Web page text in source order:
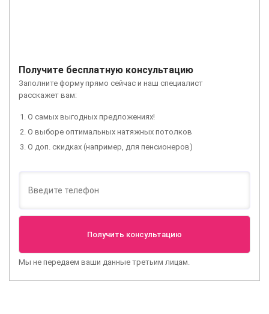
Получите бесплатную консультацию
Заполните форму прямо сейчас и наш специалист
расскажет вам:
О самых выгодных предложениях!
О выборе оптимальных натяжных потолков
О доп. скидках (например, для пенсионеров)
Мы не передаем ваши данные третьим лицам.